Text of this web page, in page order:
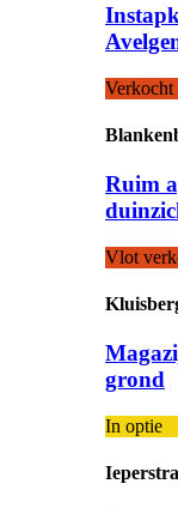
Verkocht
Ruim
Vlot
grond
In optie